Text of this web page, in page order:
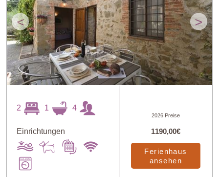
< >
2 1 4
Einrichtungen
2026 Preise
1190,00€
Ferienhaus
ansehen